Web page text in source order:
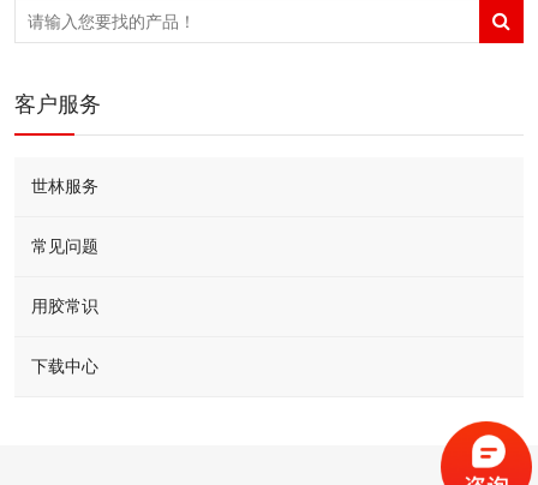
客户服务
世林服务
常见问题
用胶常识
下载中心